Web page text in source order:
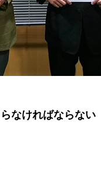
なければならない